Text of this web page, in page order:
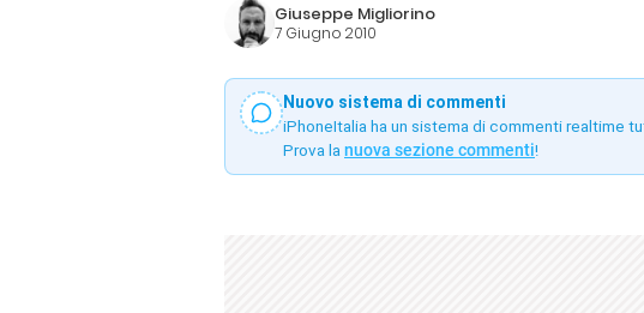
Giuseppe Migliorino
7 Giugno 2010
Nuovo sistema di commenti
iPhoneItalia ha un sistema di commenti realtime
Prova la nuova sezione commenti!